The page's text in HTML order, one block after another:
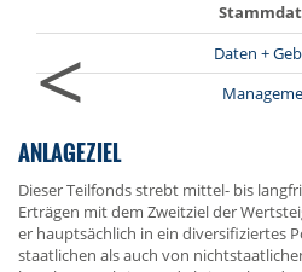
<
Daten +
ANLAGEZIEL
Dieser Teilfonds strebt mittel- bis
Erträgen mit dem Zweitziel der
er hauptsächlich in ein diversifiziertes
staatlichen als auch von